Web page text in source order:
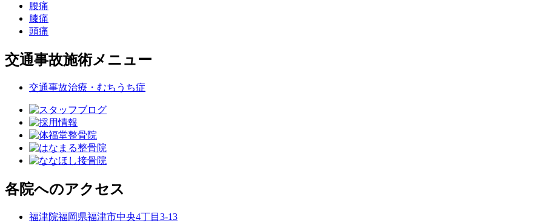
腰痛
膝痛
頭痛
交通事故施術メニュー
交通事故治療・むちうち症
各院へのアクセス
福津院福岡県福津市中央4丁目3-13